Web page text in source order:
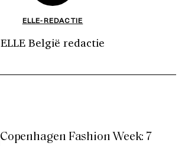
ELLE-REDACTIE
ELLE België redactie
Copenhagen Fashion Week: 7